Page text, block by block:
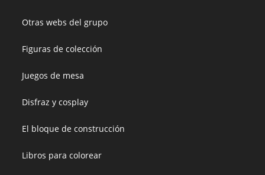
Otras webs del grupo
Figuras de colección
Juegos de mesa
Disfraz y cosplay
El bloque de construcción
Libros para colorear